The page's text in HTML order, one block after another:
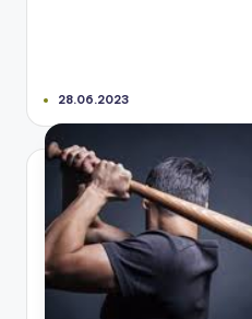
28.06.2023